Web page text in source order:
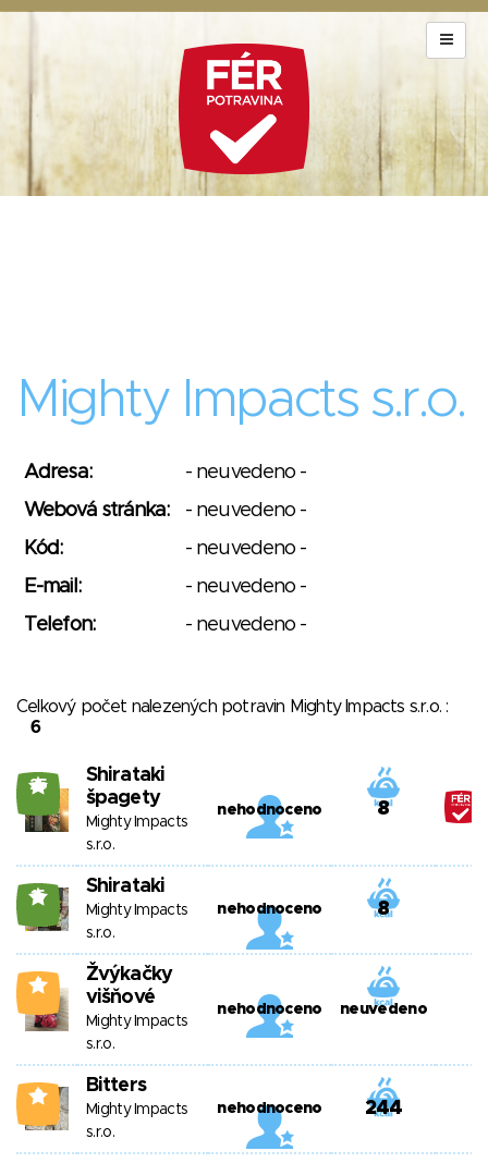
Mighty Impacts s.r.o.
Adresa:
- neuvedeno -
Webová stránka:
- neuvedeno -
Kód:
- neuvedeno -
E-mail:
- neuvedeno -
Telefon:
- neuvedeno -
Celkový počet nalezených potravin Mighty Impacts s.r.o. :
6
25
Shirataki
špagety
Mighty Impacts
s.r.o.
nehodnoceno 8
15 Shirataki
Mighty Impacts
s.r.o.
nehodnoceno 8
4
Žvýkačky
višňové
Mighty Impacts
s.r.o.
nehodnoceno neuvedeno
2 Bitters
Mighty Impacts
s.r.o.
nehodnoceno 244